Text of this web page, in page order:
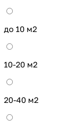
до 10 м2
10-20 м2
20-40 м2